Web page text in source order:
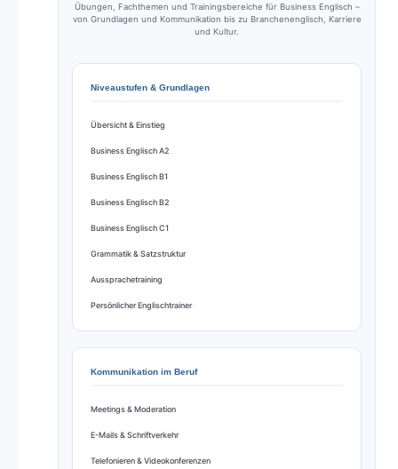
Übungen, Fachthemen und Trainingsbereiche für Business Englisch –
von Grundlagen und Kommunikation bis zu Branchenenglisch, Karriere
und Kultur.
Niveaustufen & Grundlagen
Übersicht & Einstieg
Business Englisch A2
Business Englisch B1
Business Englisch B2
Business Englisch C1
Grammatik & Satzstruktur
Aussprachetraining
Persönlicher Englischtrainer
Kommunikation im Beruf
Meetings & Moderation
E-Mails & Schriftverkehr
Telefonieren & Videokonferenzen